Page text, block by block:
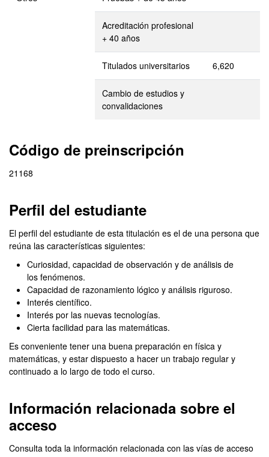
Acreditación profesional
+ 40 años
Titulados universitarios 6,620
Cambio de estudios y
convalidaciones
Código de preinscripción
21168
Perfil del estudiante
El perfil del estudiante de esta titulación es el de una persona que
reúna las características siguientes:
Curiosidad, capacidad de observación y de análisis de
los fenómenos.
Capacidad de razonamiento lógico y análisis riguroso.
Interés científico.
Interés por las nuevas tecnologías.
Cierta facilidad para las matemáticas.
Es conveniente tener una buena preparación en física y
matemáticas, y estar dispuesto a hacer un trabajo regular y
continuado a lo largo de todo el curso.
Información relacionada sobre el
acceso
Consulta toda la información relacionada con las vías de acceso